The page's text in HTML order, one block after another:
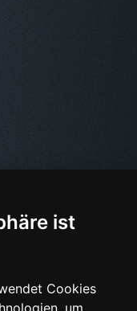
ist
Cookies
um